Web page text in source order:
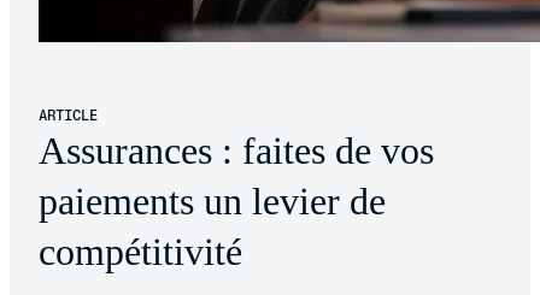
ARTICLE
Assurances : faites de vos
paiements un levier de
compétitivité